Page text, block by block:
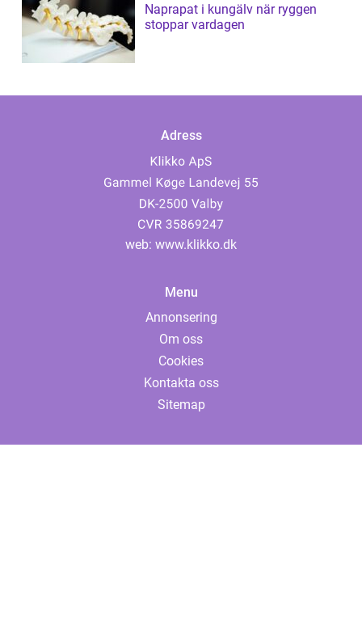
Naprapat i kungälv när ryggen
stoppar vardagen
Adress
web: www.klikko.dk
Menu
Annonsering
Om oss
Cookies
Kontakta oss
Sitemap